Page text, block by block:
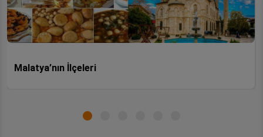
Malatya’nın İlçeleri